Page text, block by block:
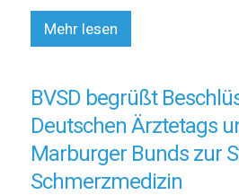
Mehr lesen
BVSD begrüßt
Deutschen Ärztetags
Marburger Bunds zur
Schmerzmedizin